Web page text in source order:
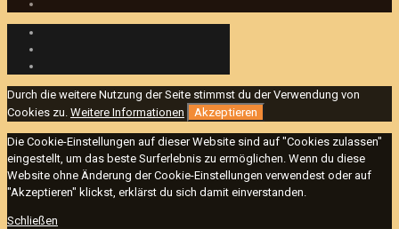
Durch die weitere Nutzung der Seite stimmst du der Verwendung von
Cookies zu. Weitere Informationen Akzeptieren
Die Cookie-Einstellungen auf dieser Website sind auf "Cookies zulassen"
eingestellt, um das beste Surferlebnis zu ermöglichen. Wenn du diese
Website ohne Änderung der Cookie-Einstellungen verwendest oder auf
"Akzeptieren" klickst, erklärst du sich damit einverstanden.
Schließen